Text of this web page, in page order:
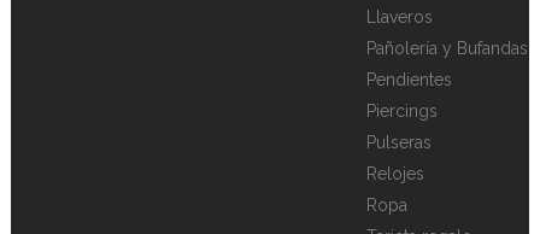
Llaveros
Pañolería y Bufandas
Pendientes
Piercings
Pulseras
Relojes
Ropa